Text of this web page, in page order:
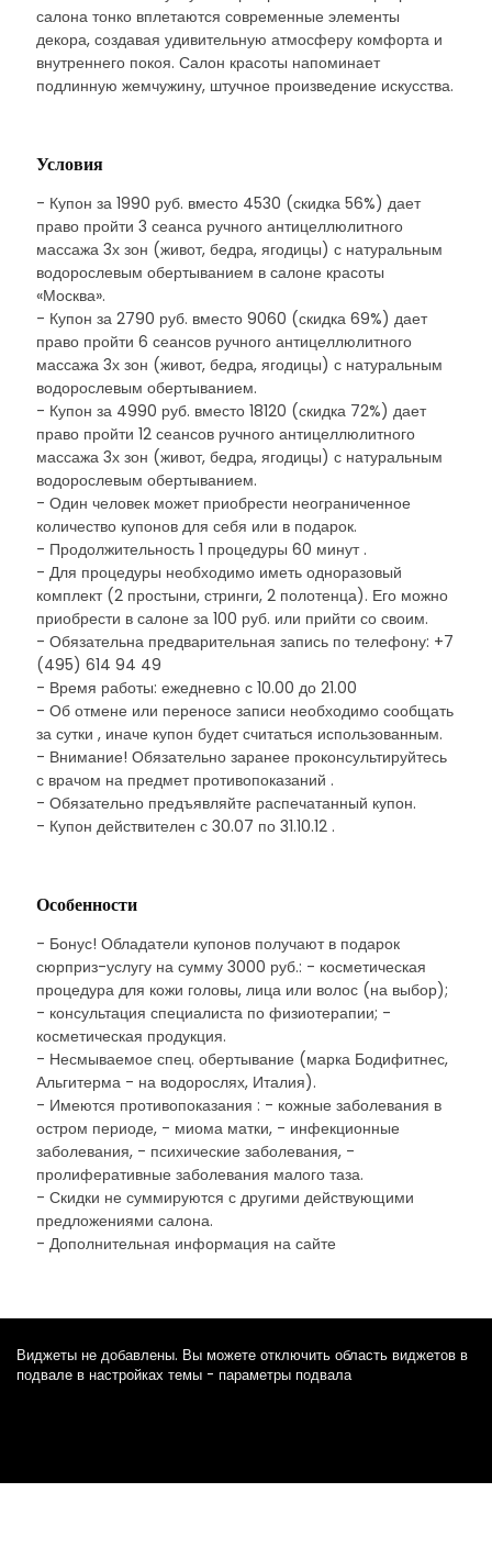
салона тонко вплетаются современные элементы
декора, создавая удивительную атмосферу комфорта и
внутреннего покоя. Салон красоты напоминает
подлинную жемчужину, штучное произведение искусства.
Условия
- Купон за 1990 руб. вместо 4530 (скидка 56%) дает
право пройти 3 сеанса ручного антицеллюлитного
массажа 3х зон (живот, бедра, ягодицы) с натуральным
водорослевым обертыванием в салоне красоты
«Москва».
- Купон за 2790 руб. вместо 9060 (скидка 69%) дает
право пройти 6 сеансов ручного антицеллюлитного
массажа 3х зон (живот, бедра, ягодицы) с натуральным
водорослевым обертыванием.
- Купон за 4990 руб. вместо 18120 (скидка 72%) дает
право пройти 12 сеансов ручного антицеллюлитного
массажа 3х зон (живот, бедра, ягодицы) с натуральным
водорослевым обертыванием.
- Один человек может приобрести неограниченное
количество купонов для себя или в подарок.
- Продолжительность 1 процедуры 60 минут .
- Для процедуры необходимо иметь одноразовый
комплект (2 простыни, стринги, 2 полотенца). Его можно
приобрести в салоне за 100 руб. или прийти со своим.
- Обязательна предварительная запись по телефону: +7
(495) 614 94 49
- Время работы: ежедневно с 10.00 до 21.00
- Об отмене или переносе записи необходимо сообщать
за сутки , иначе купон будет считаться использованным.
- Внимание! Обязательно заранее проконсультируйтесь
с врачом на предмет противопоказаний .
- Обязательно предъявляйте распечатанный купон.
- Купон действителен с 30.07 по 31.10.12 .
Особенности
- Бонус! Обладатели купонов получают в подарок
сюрприз-услугу на сумму 3000 руб.: - косметическая
процедура для кожи головы, лица или волос (на выбор);
- консультация специалиста по физиотерапии; -
косметическая продукция.
- Несмываемое спец. обертывание (марка Бодифитнес,
Альгитерма - на водорослях, Италия).
- Имеются противопоказания : - кожные заболевания в
остром периоде, - миома матки, - инфекционные
заболевания, - психические заболевания, -
пролиферативные заболевания малого таза.
- Скидки не суммируются с другими действующими
предложениями салона.
- Дополнительная информация на сайте
Виджеты не добавлены. Вы можете отключить область виджетов в
подвале в настройках темы - параметры подвала